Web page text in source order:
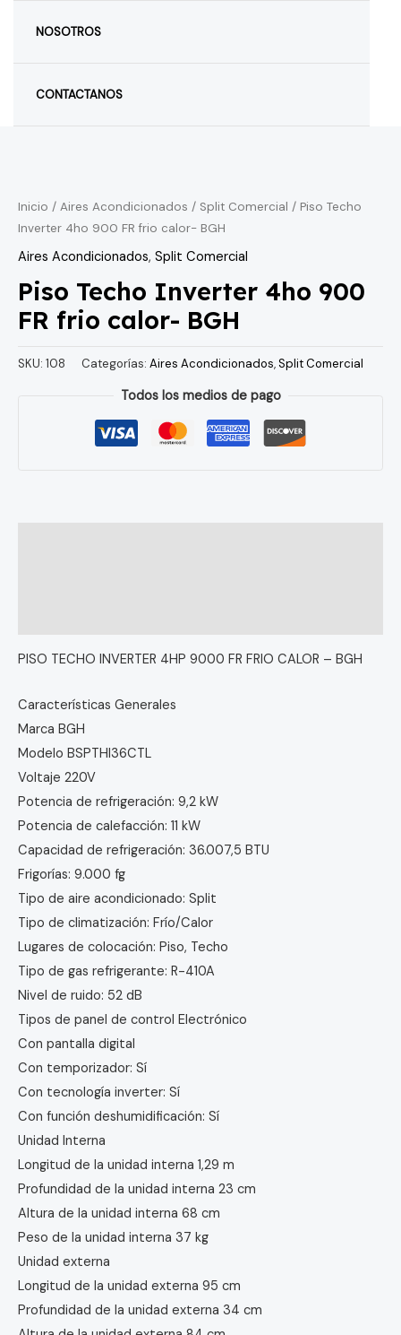
NOSOTROS
CONTACTANOS
Inicio / Aires Acondicionados / Split Comercial / Piso Techo
Inverter 4ho 900 FR frio calor- BGH
Aires Acondicionados, Split Comercial
Piso Techo Inverter 4ho 900
FR frio calor- BGH
SKU: 108 Categorías: Aires Acondicionados,Split Comercial
Todos los medios de pago
PISO TECHO INVERTER 4HP 9000 FR FRIO CALOR – BGH
Características Generales
Marca BGH
Modelo BSPTHI36CTL
Voltaje 220V
Potencia de refrigeración: 9,2 kW
Potencia de calefacción: 11 kW
Capacidad de refrigeración: 36.007,5 BTU
Frigorías: 9.000 fg
Tipo de aire acondicionado: Split
Tipo de climatización: Frío/Calor
Lugares de colocación: Piso, Techo
Tipo de gas refrigerante: R-410A
Nivel de ruido: 52 dB
Tipos de panel de control Electrónico
Con pantalla digital
Con temporizador: Sí
Con tecnología inverter: Sí
Con función deshumidificación: Sí
Unidad Interna
Longitud de la unidad interna 1,29 m
Profundidad de la unidad interna 23 cm
Altura de la unidad interna 68 cm
Peso de la unidad interna 37 kg
Unidad externa
Longitud de la unidad externa 95 cm
Profundidad de la unidad externa 34 cm